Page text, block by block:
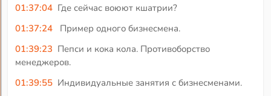
01:37:04 Где сейчас воюют кшатрии?
01:37:24
Пример одного бизнесмена.
01:39:23 Пепси и кока кола. Противоборство
менеджеров.
01:39:55 Индивидуальные занятия с бизнесменами.